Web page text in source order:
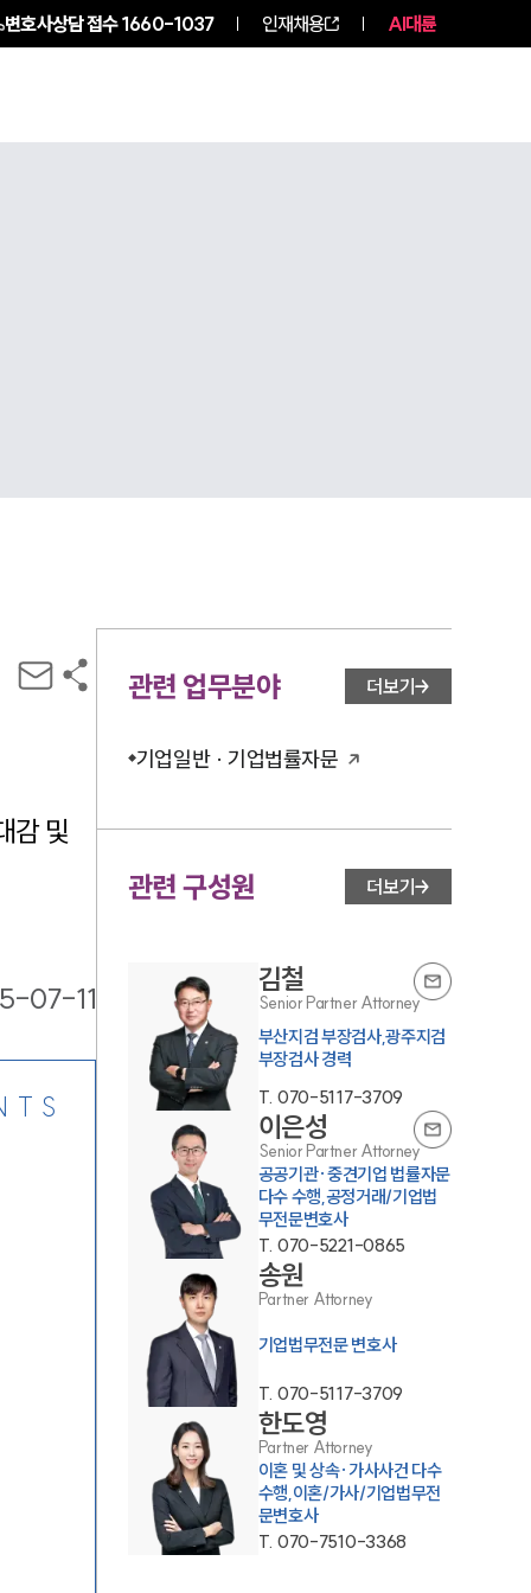
변호사상담 접수1660-1037 인재채용 AI대륜
감 및
07-11
관련 업무분야 더보기
기업일반 · 기업법률자문
관련 구성원 더보기
김철
Senior Partner Attorney
부산지검 부장검사,광주지검
부장검사 경력
T. 070-5117-3709
이은성
Senior Partner Attorney
공공기관·중견기업 법률자문
다수 수행,공정거래/기업법
무전문변호사
T. 070-5221-0865
송원
Partner Attorney
기업법무전문 변호사
T. 070-5117-3709
한도영
Partner Attorney
이혼 및 상속·가사사건 다수
수행,이혼/가사/기업법무전
문변호사
T. 070-7510-3368